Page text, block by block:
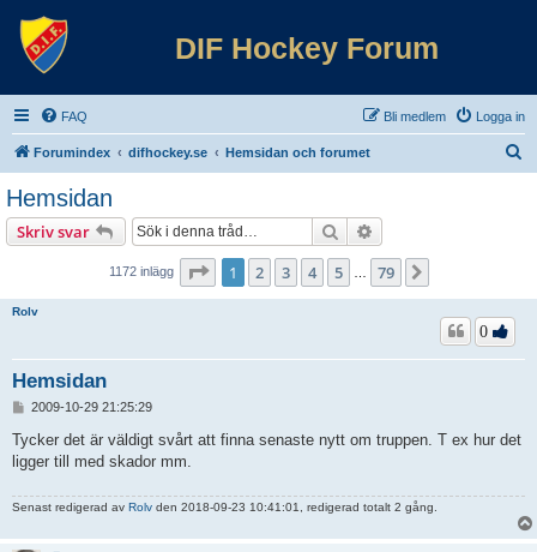
DIF Hockey Forum
FAQ Logga in
Bli medlem
Forumindex difhockey.se Hemsidan och forumet
Hemsidan
Skriv svar Sök
1172 inlägg Sida av 79
1 2 3 4 5 79
Rolv
Hemsidan
0
l
g
2009-10-29 21:25:29
Tycker det är väldigt svårt att finna senaste nytt om truppen. T ex hur det
ligger till med skador mm.
Senast redigerad av Rolv den 2018-09-23 10:41:01, redigerad totalt 2 gång.